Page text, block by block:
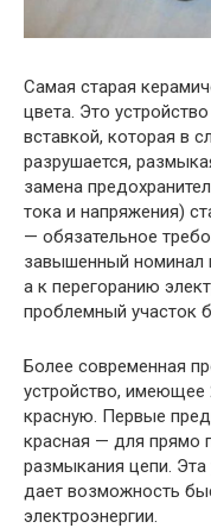
Самая старая
цвета. Это
вставкой, которая в
разрушается,
замена
тока и напряжения)
— обязательное
завышенный номинал
а к перегоранию
проблемный участок
Более современная
устройство,
красную. Первые
красная — для прямо
размыкания цепи. Эта
дает возможность
электроэнергии.